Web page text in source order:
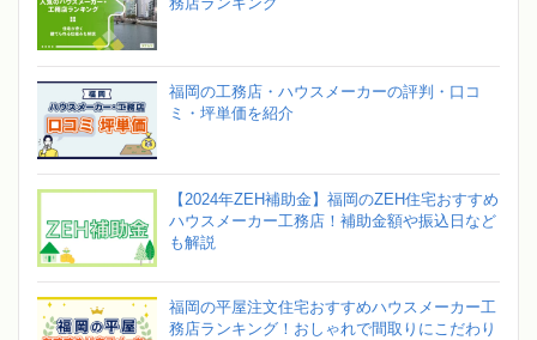
福岡の工務店・ハウスメーカーの評判・口コ
ミ・坪単価を紹介
【2024年ZEH補助金】福岡のZEH住宅おすすめ
ハウスメーカー工務店！補助金額や振込日など
も解説
福岡の平屋注文住宅おすすめハウスメーカー工
務店ランキング！おしゃれで間取りにこだわり